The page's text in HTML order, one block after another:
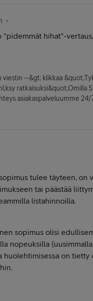
"pidemmät hihat"-
viestin --&gt; klikkaa
ratkaisuksi&quot;Omilla
asiakaspalveluumme 24/
tulee täyteen, on
tai päästää
listahinnoilla.
sopimus olisi
nopeuksilla
huolehtimisessa on